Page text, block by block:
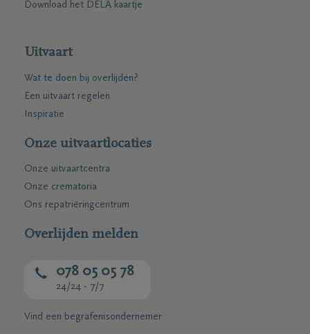
Download het DELA kaartje
Uitvaart
Wat te doen bij overlijden?
Een uitvaart regelen
Inspiratie
Onze uitvaartlocaties
Onze uitvaartcentra
Onze crematoria
Ons repatriëringcentrum
Overlijden melden
078 05 05 78
24/24 - 7/7
Vind een begrafenisondernemer